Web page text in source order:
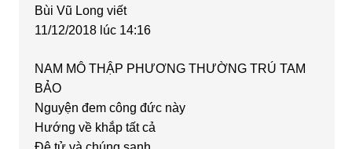
Bùi Vũ Long viết
11/12/2018 lúc 14:16
NAM MÔ THẬP PHƯƠNG THƯỜNG TRÚ TAM
BẢO
Nguyện đem công đức này
Hướng về khắp tất cả